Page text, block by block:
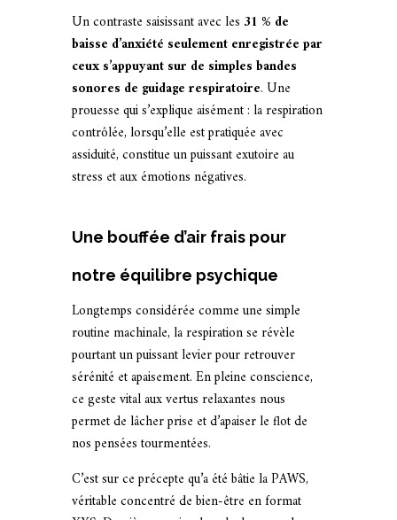
Un contraste saisissant avec les 31 % de
baisse d’anxiété seulement enregistrée par
ceux s’appuyant sur de simples bandes
sonores de guidage respiratoire. Une
prouesse qui s’explique aisément : la respiration
contrôlée, lorsqu’elle est pratiquée avec
assiduité, constitue un puissant exutoire au
stress et aux émotions négatives.
Une bouffée d’air frais pour
notre équilibre psychique
Longtemps considérée comme une simple
routine machinale, la respiration se révèle
pourtant un puissant levier pour retrouver
sérénité et apaisement. En pleine conscience,
ce geste vital aux vertus relaxantes nous
permet de lâcher prise et d’apaiser le flot de
nos pensées tourmentées.
C’est sur ce précepte qu’a été bâtie la PAWS,
véritable concentré de bien-être en format